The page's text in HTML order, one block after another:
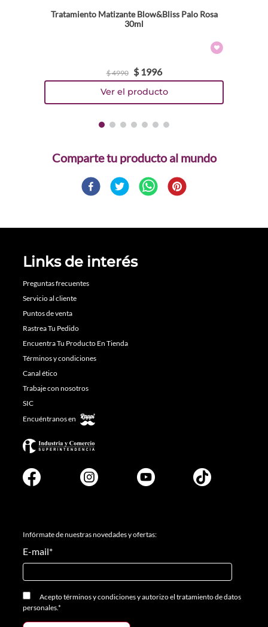
Tratamiento Matizante Blow&Bliss Palo Rosa
30ml
$4990 $ 1996
Comparte
Links de interés
Preguntas frecuentes
Servicio al cliente
Puntos de venta
Rastrea Tu Pedido
Encuentra Tu Producto En Tienda
Términos y condiciones
Canal ético
Trabaje con nosotros
SIC
Encuéntranos en
Infórmate de nuestras novedades y ofertas:
E-mail*
Aceptotérminos y condicionesyautorizo el tratamiento de datos
personales.*